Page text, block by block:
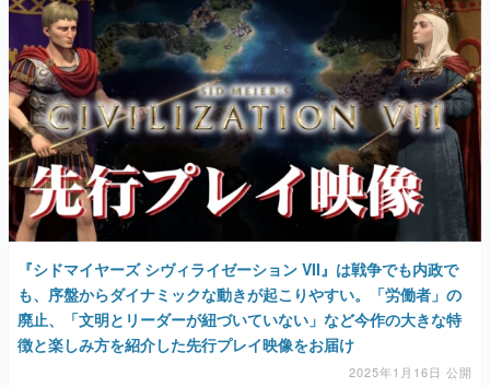
アプリレビュー
その他
電ファミニコゲーマーとは？
運営：株式会社マレ
『シドマイヤーズ シヴィライゼーション VII』は戦争でも内政で
も、序盤からダイナミックな動きが起こりやすい。「労働者」の
廃止、「文明とリーダーが紐づいていない」など今作の大きな特
徴と楽しみ方を紹介した先行プレイ映像をお届け
2025年1月16日 公開